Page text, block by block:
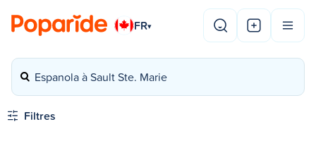
FR▾
Espanola à Sault Ste. Marie
Filtres